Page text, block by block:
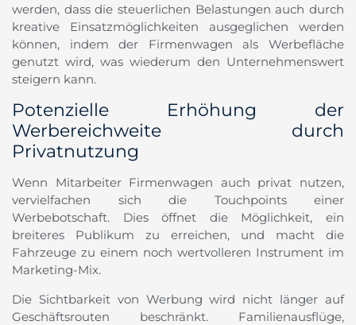
werden, dass die steuerlichen Belastungen auch durch
kreative Einsatzmöglichkeiten ausgeglichen werden
können, indem der Firmenwagen als Werbefläche
genutzt wird, was wiederum den Unternehmenswert
steigern kann.
Potenzielle Erhöhung der
Werbereichweite durch
Privatnutzung
Wenn Mitarbeiter Firmenwagen auch privat nutzen,
vervielfachen sich die Touchpoints einer
Werbebotschaft. Dies öffnet die Möglichkeit, ein
breiteres Publikum zu erreichen, und macht die
Fahrzeuge zu einem noch wertvolleren Instrument im
Marketing-Mix.
Die Sichtbarkeit von Werbung wird nicht länger auf
Geschäftsrouten beschränkt. Familienausflüge,